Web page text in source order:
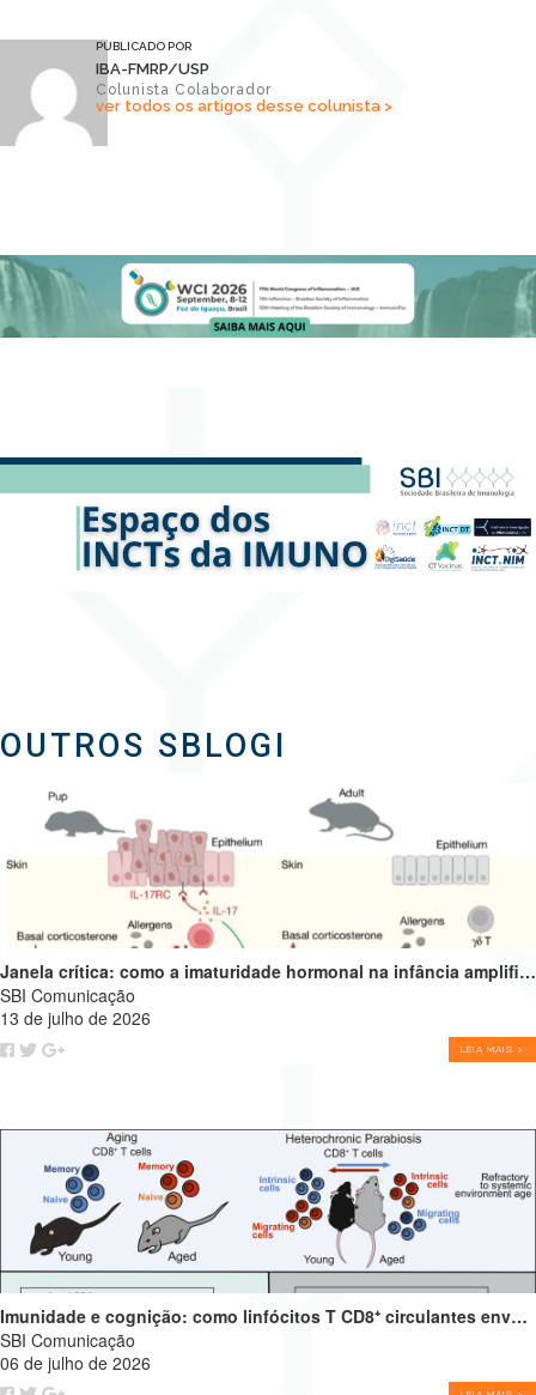
PUBLICADO POR
IBA-FMRP/USP
Colunista Colaborador
ver todos os artigos desse colunista >
OUTROS SBLOGI
Janela crítica: como a imaturidade hormonal na infância amplifica alergias e programa o futuro do sistema imune
SBI Comunicação
13 de julho de 2026
LEIA MAIS >
Imunidade e cognição: como linfócitos T CD8⁺ circulantes envelhecidos podem impulsionar o declínio cognitivo
SBI Comunicação
06 de julho de 2026